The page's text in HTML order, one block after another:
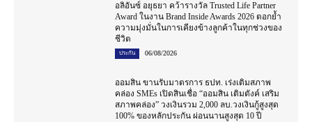
อลิอันซ์ อยุธยา คว้ารางวัล Trusted Life Partner
Award ในงาน Brand Inside Awards 2026 ตอกย้ำ
ความมุ่งมั่นในการเคียงข้างลูกค้าในทุกช่วงของ
ชีวิต
ประกัน 06/08/2026
ออมสิน ขานรับมาตรการ ธปท. เร่งเติมสภาพ
คล่อง SMEs เปิดสินเชื่อ “ออมสิน เติมตังค์ เสริม
สภาพคล่อง” วงเงินรวม 2,000 ลบ.วงเงินกู้สูงสุด
100% ของหลักประกัน ผ่อนนานสูงสุด 10 ปี